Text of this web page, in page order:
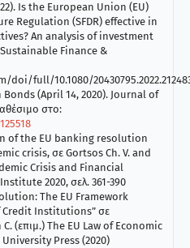
Is the European Union (EU)
Regulation (SFDR) effective in
An analysis of investment
Finance &
full/10.1080/
Bonds (April 14, 2020). Journal of
στο:
of the EU banking resolution
crisis, σε Gortsos Ch. V. and
Crisis and Financial
2020, σελ. 361-390
The EU Framework
Institutions” σε
(επιμ.) The EU Law of Economic
Press (2020)